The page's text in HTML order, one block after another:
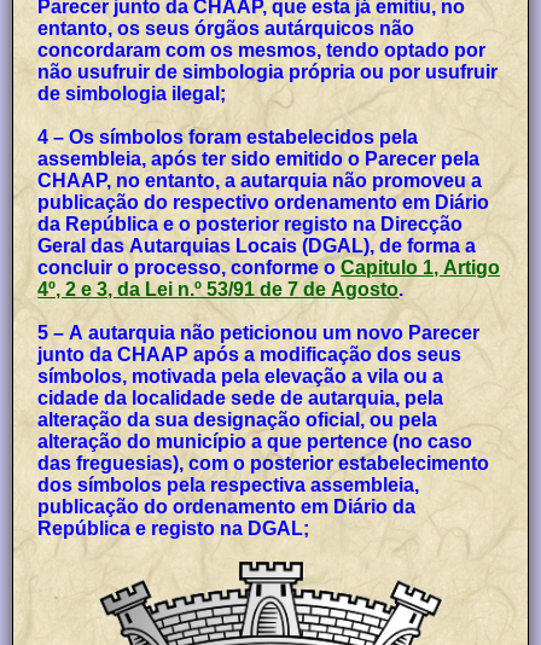
Parecer junto da CHAAP, que esta já emitiu, no
entanto, os seus órgãos autárquicos não
concordaram com os mesmos, tendo optado por
não usufruir de simbologia própria ou por usufruir
de simbologia ilegal;
4 – Os símbolos foram estabelecidos pela
assembleia, após ter sido emitido o Parecer pela
CHAAP, no entanto, a autarquia não promoveu a
publicação do respectivo ordenamento em Diário
da República e o posterior registo na Direcção
Geral das Autarquias Locais (DGAL), de forma a
concluir o processo, conforme oCapitulo 1, Artigo
4º, 2 e 3, da Lei n.º 53/91 de 7 de Agosto.
5 – A autarquia não peticionou um novo Parecer
junto da CHAAP após a modificação dos seus
símbolos, motivada pela elevação a vila ou a
cidade da localidade sede de autarquia, pela
alteração da sua designação oficial, ou pela
alteração do município a que pertence (no caso
das freguesias), com o posterior estabelecimento
dos símbolos pela respectiva assembleia,
publicação do ordenamento em Diário da
República e registo na DGAL;